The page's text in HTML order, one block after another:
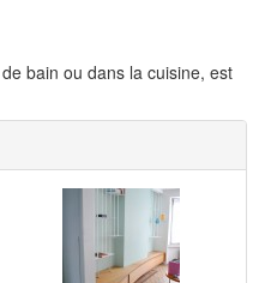
bain ou dans la cuisine, est